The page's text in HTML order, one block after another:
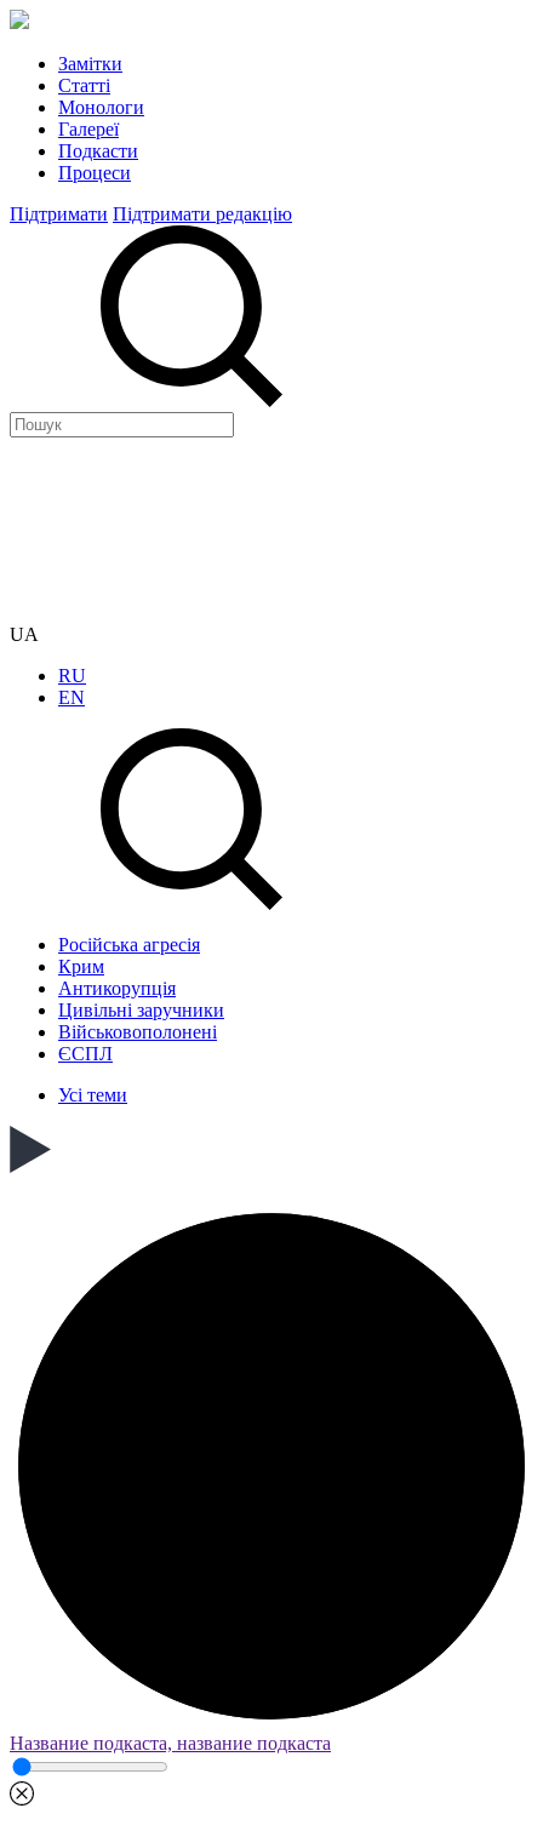
Замітки
Статті
Монологи
Галереї
Подкасти
Процеси
Підтримати Підтримати редакцію
UA
RU
EN
Російська агресія
Крим
Антикорупція
Цивільні заручники
Військовополонені
ЄСПЛ
Усі теми
Название подкаста, название подкаста